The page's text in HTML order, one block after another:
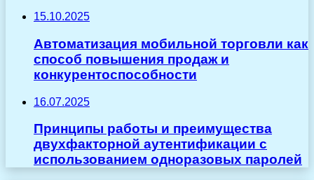
15.10.2025
Автоматизация мобильной торговли как
способ повышения продаж и
конкурентоспособности
16.07.2025
Принципы работы и преимущества
двухфакторной аутентификации с
использованием одноразовых паролей